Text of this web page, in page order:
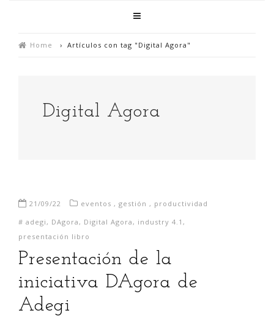
Home › Artículos con tag "Digital Agora"
Digital Agora
21/09/22 eventos , gestión , productividad
# adegi , DAgora , Digital Agora , industry 4.1 ,
presentación libro
Presentación de la
iniciativa DAgora de
Adegi